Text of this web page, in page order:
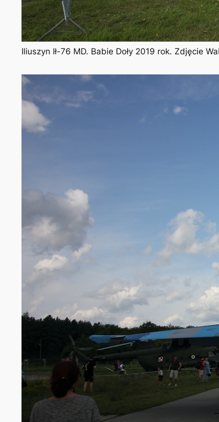
Iliuszyn Ił-76 MD. Babie Doły 2019 rok. Zdjęcie